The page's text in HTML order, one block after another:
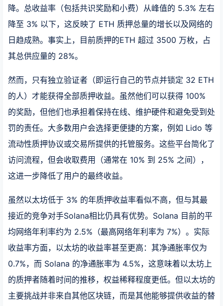
降。总收益率（包括共识奖励和小费）从峰值的 5.3% 左右
降至 3% 以下，这反映了 ETH 质押总量的增长以及网络的
日趋成熟。事实上，目前质押的ETH 超过 3500 万枚，占
其总供应量的 28%。
然而，只有独立验证者（即运行自己的节点并锁定 32 ETH
的人）才能获得全部质押收益。虽然他们可以获得 100%
的奖励，但他们也承担着保持在线、维护硬件和避免受到处
罚的责任。大多数用户会选择更便捷的方案，例如 Lido 等
流动性质押协议或交易所提供的托管服务。这些平台简化了
访问流程，但会收取费用（通常在 10% 到 25% 之间），
这进一步降低了用户的最终收益。
虽然以太坊低于 3% 的年质押收益率看似不高，但与其最
接近的竞争对手Solana相比仍具有优势。Solana 目前的平
均网络年利率约为 2.5%（最高网络年利率为 7%）。实际
收益率方面，以太坊的收益率甚至更高：其净通胀率仅为
0.7%，而 Solana 的净通胀率为 4.5%，这意味着以太坊上
的质押者随着时间的推移，权益稀释程度更低。但以太坊的
主要挑战并非来自其他区块链，而是其他能够提供收益的替